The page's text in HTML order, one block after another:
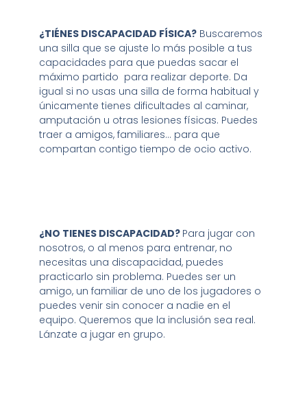
¿TIÉNES DISCAPACIDAD FÍSICA? Buscaremos
una silla que se ajuste lo más posible a tus
capacidades para que puedas sacar el
máximo partido para realizar deporte. Da
igual si no usas una silla de forma habitual y
únicamente tienes dificultades al caminar,
amputación u otras lesiones físicas. Puedes
traer a amigos, familiares... para que
compartan contigo tiempo de ocio activo.
¿NO TIENES DISCAPACIDAD? Para jugar con
nosotros, o al menos para entrenar, no
necesitas una discapacidad, puedes
practicarlo sin problema. Puedes ser un
amigo, un familiar de uno de los jugadores o
puedes venir sin conocer a nadie en el
equipo. Queremos que la inclusión sea real.
Lánzate a jugar en grupo.